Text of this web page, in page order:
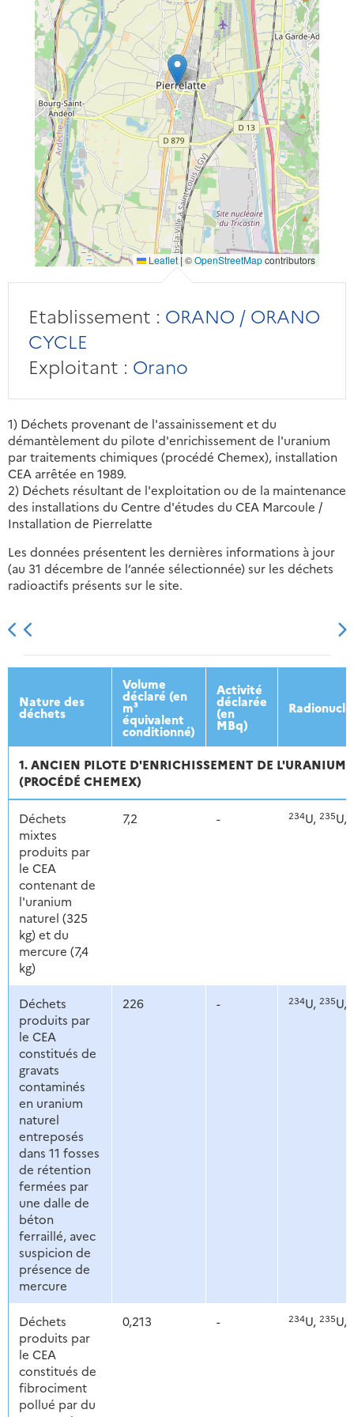
Leaflet | ©OpenStreetMapcontributors
Etablissement : ORANO / ORANO
CYCLE
Exploitant : Orano
1) Déchets provenant de l'assainissement et du
démantèlement du pilote d'enrichissement de l'uranium
par traitements chimiques (procédé Chemex), installation
CEA arrêtée en 1989.
2) Déchets résultant de l'exploitation ou de la maintenance
des installations du Centre d'études du CEA Marcoule /
Installation de Pierrelatte
Les données présentent les dernières informations à jour
(au 31 décembre de l’année sélectionnée) sur les déchets
radioactifs présents sur le site.
2013 2014 2015 2016
Nature des
déchets
Volume
déclaré (en
m³
équivalent
conditionné)
Activité
déclarée
(en
MBq)
1. ANCIEN PILOTE D'ENRICHISSEMENT DE L'URANIUM
(PROCÉDÉ CHEMEX)
Déchets
mixtes
produits par
le CEA
contenant de
l'uranium
naturel (325
kg) et du
mercure (7,4
kg)
7,2 - 234U, 235U,
Déchets
produits par
le CEA
constitués de
gravats
contaminés
en uranium
naturel
entreposés
dans 11 fosses
de rétention
fermées par
une dalle de
béton
ferraillé, avec
suspicion de
présence de
mercure
226 - 234U, 235U,
Déchets
produits par
le CEA
constitués de
fibrociment
pollué par du
0,213 - 234U, 235U,